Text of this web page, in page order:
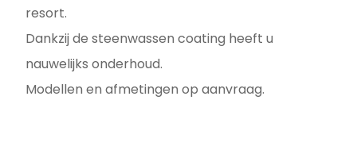
resort.
Dankzij de steenwassen coating heeft u
nauwelijks onderhoud.
Modellen en afmetingen op aanvraag.